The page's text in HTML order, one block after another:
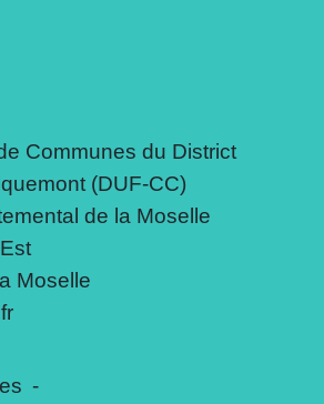
Communes du District
(DUF-CC)
de la Moselle
Moselle
-